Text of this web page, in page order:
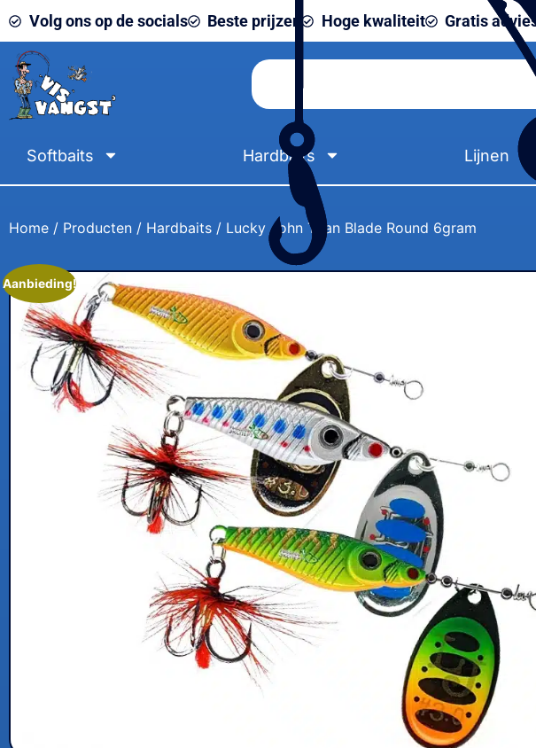
Volg ons op de socials Beste prijzen Hoge kwaliteit Gratis advies
Softbaits Hardbaits Lijnen
Home / Producten / Hardbaits / Lucky John Trian Blade Round 6gram
Aanbieding!